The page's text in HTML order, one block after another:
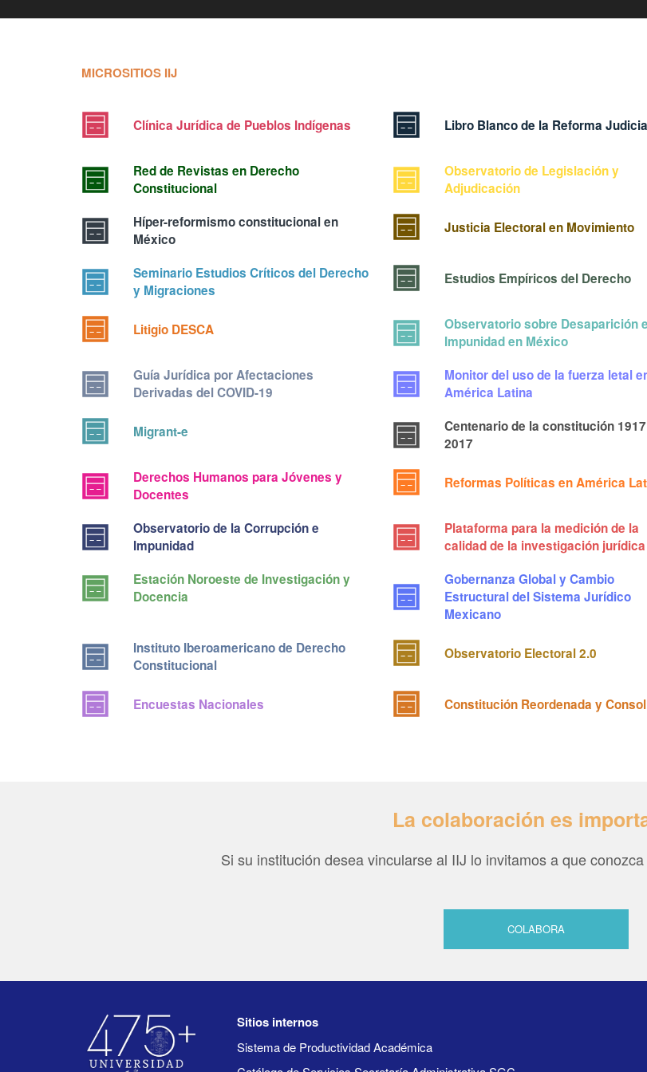
MICROSITIOS IIJ
Clínica Jurídica de Pueblos Indígenas Libro Blanco de la Reforma
Red de Revistas en Derecho
Constitucional
Observatorio de Legislación y
Adjudicación
Híper-reformismo constitucional en
México
Justicia Electoral en Movimiento
Seminario Estudios Críticos del Derecho
y Migraciones
Estudios Empíricos del Derecho
Litigio DESCA
Observatorio sobre Desaparición e
Impunidad en México
Guía Jurídica por Afectaciones
Derivadas del COVID-19
Monitor del uso de la fuerza letal
América Latina
Migrant-e
Centenario de la constitución
2017
Derechos Humanos para Jóvenes y
Docentes
Reformas Políticas en América
Observatorio de la Corrupción e
Impunidad
Plataforma para la medición de la
calidad de la investigación jurídica
Estación Noroeste de Investigación y
Docencia
Gobernanza Global y Cambio
Estructural del Sistema Jurídico
Mexicano
Instituto Iberoamericano de Derecho
Constitucional
Observatorio Electoral 2.0
Encuestas Nacionales Constitución Reordenada y
La colaboración es
Si su institución desea vincularse al IIJ lo invitamos a que
COLABORA
Sitios internos
Sistema de Productividad Académica